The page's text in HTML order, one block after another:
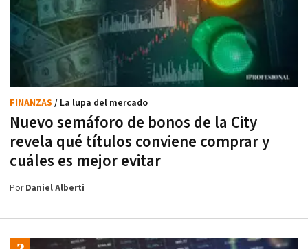
Nuevo semáforo de bonos de la City
revela qué títulos conviene comprar y
cuáles es mejor evitar
FINANZAS / La lupa del mercado
PorDaniel Alberti